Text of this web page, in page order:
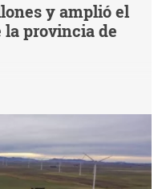
y amplió el
la provincia de